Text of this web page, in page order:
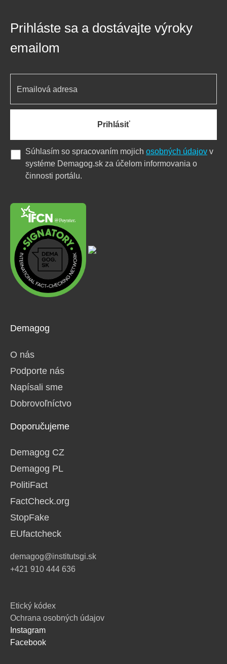
Demagog
O nás
Podporte nás
Napísali sme
Dobrovoľníctvo
Doporučujeme
Demagog CZ
Demagog PL
PolitiFact
FactCheck.org
StopFake
EUfactcheck
demagog@institutsgi.sk
+421 910 444 636
Prihláste sa a dostávajte výroky
emailom
Prihlásiť
Súhlasím so spracovaním mojich osobných údajov v
systéme Demagog.sk za účelom informovania o
činnosti portálu.
Etický kódex
Ochrana osobných údajov
Instagram
Facebook